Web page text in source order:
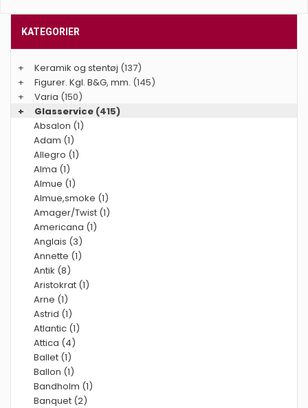
KATEGORIER
+ Keramik og stentøj (137)
+
Figurer. Kgl. B&G, mm. (145)
+
Varia (150)
+
Glasservice (415)
Absalon (1)
Adam (1)
Allegro (1)
Alma (1)
Almue (1)
Almue,smoke (1)
Amager/Twist (1)
Americana (1)
Anglais (3)
Annette (1)
Antik (8)
Aristokrat (1)
Arne (1)
Astrid (1)
Atlantic (1)
Attica (4)
Ballet (1)
Ballon (1)
Bandholm (1)
Banquet (2)